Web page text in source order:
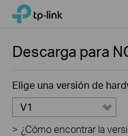
Click
navigation
TP-Link, Reliably Smart
Descarga para
Elige una versión de
V1
> ¿Cómo encontrar la